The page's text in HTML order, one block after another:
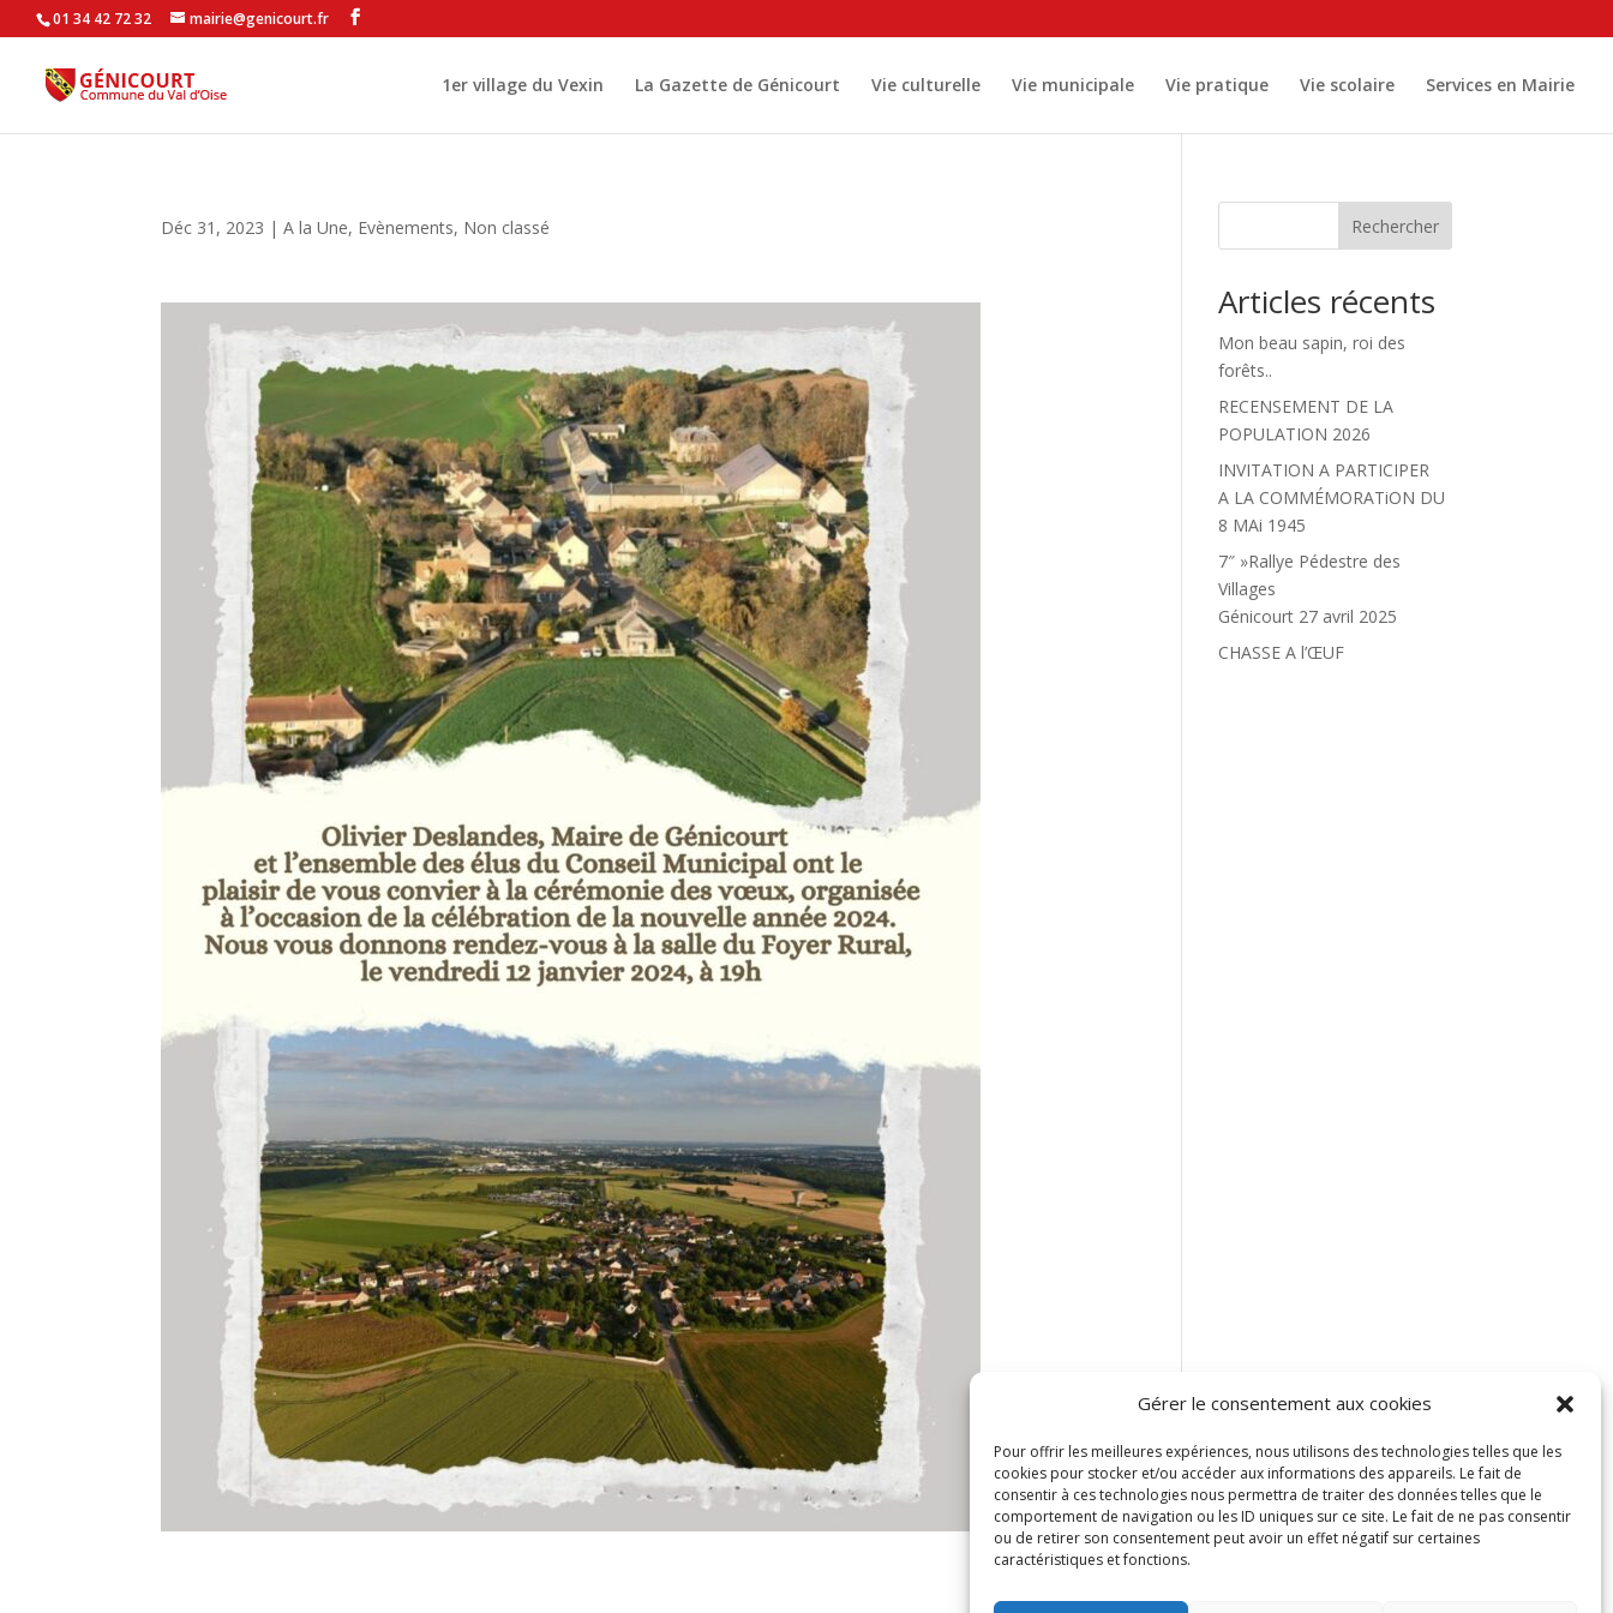
Gérer le consentement aux cookies
Pour offrir les meilleures expériences, nous utilisons des technologies telles que les
cookies pour stocker et/ou accéder aux informations des appareils. Le fait de
consentir à ces technologies nous permettra de traiter des données telles que le
comportement de navigation ou les ID uniques sur ce site. Le fait de ne pas consentir
ou de retirer son consentement peut avoir un effet négatif sur certaines
caractéristiques et fonctions.
01 34 42 72 32 mairie@genicourt.fr
1er village du Vexin La Gazette de Génicourt Vie culturelle Vie municipale Vie pratique Vie scolaire Services en Mairie
Déc 31, 2023 |A la Une, Evènements, Non classé Rechercher
Articles récents
Mon beau sapin, roi des
forêts..
RECENSEMENT DE LA
POPULATION 2026
INVITATION A PARTICIPER
A LA COMMÉMORATiON DU
8 MAi 1945
7″ »Rallye Pédestre des
Villages
Génicourt 27 avril 2025
CHASSE A l’ŒUF